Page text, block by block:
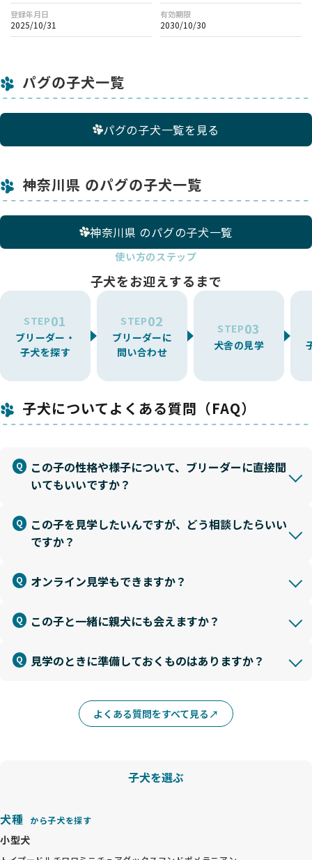
登録年月日
2025/10/31
有効期限
2030/10/30
パグの子犬一覧
パグの子犬一覧を見る
神奈川県 のパグの子犬一覧
神奈川県 のパグの子犬一覧
使い方のステップ
子犬をお迎えするまで
STEP01
ブリーダー・
子犬を探す
STEP02
ブリーダーに
問い合わせ
STEP03
犬舎の見学
子犬についてよくある質問（FAQ）
この子の性格や様子について、ブリーダーに直接聞
いてもいいですか？
この子を見学したいんですが、どう相談したらいい
ですか？
オンライン見学もできますか？
この子と一緒に親犬にも会えますか？
見学のときに準備しておくものはありますか？
よくある質問をすべて見る
子犬を選ぶ
犬種 から子犬を探す
小型犬